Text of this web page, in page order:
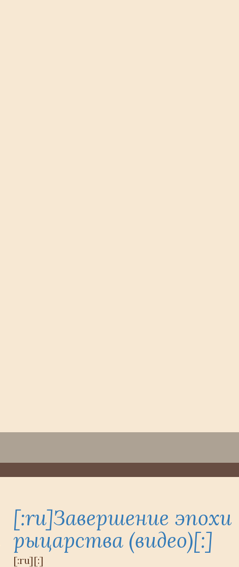
[:ru]Завершение эпохи
рыцарства (видео)[:]
[:ru][:]